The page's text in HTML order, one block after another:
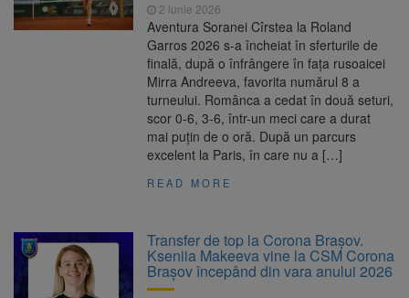
2 iunie 2026
Aventura Soranei Cîrstea la Roland
Garros 2026 s-a încheiat în sferturile de
finală, după o înfrângere în fața rusoaicei
Mirra Andreeva, favorita numărul 8 a
turneului. Românca a cedat în două seturi,
scor 0-6, 3-6, într-un meci care a durat
mai puțin de o oră. După un parcurs
excelent la Paris, în care nu a […]
READ MORE
Transfer de top la Corona Brașov.
Kseniia Makeeva vine la CSM Corona
Braşov începând din vara anului 2026